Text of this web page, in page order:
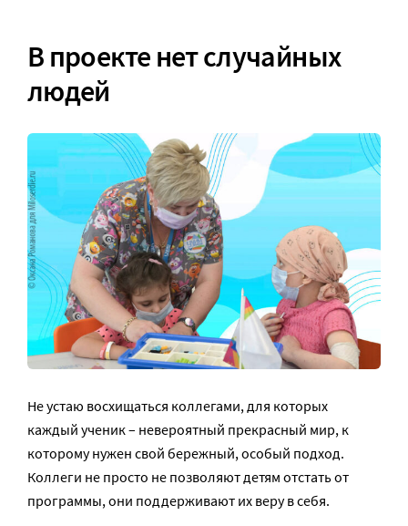
В проекте нет случайных
людей
Не устаю восхищаться коллегами, для которых
каждый ученик – невероятный прекрасный мир, к
которому нужен свой бережный, особый подход.
Коллеги не просто не позволяют детям отстать от
программы, они поддерживают их веру в себя.